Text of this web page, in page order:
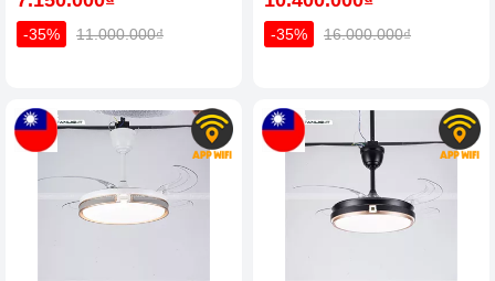
-35% 11.000.000₫ -35% 16.000.000₫